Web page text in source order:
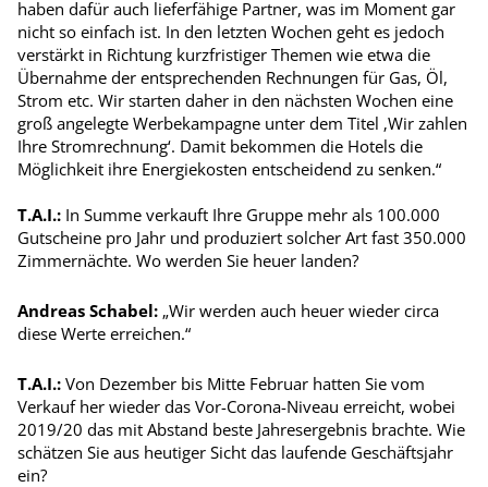
haben dafür auch lieferfähige Partner, was im Moment gar
nicht so einfach ist. In den letzten Wochen geht es jedoch
verstärkt in Richtung kurzfristiger Themen wie etwa die
Übernahme der entsprechenden Rechnungen für Gas, Öl,
Strom etc. Wir starten daher in den nächsten Wochen eine
groß angelegte Werbekampagne unter dem Titel ‚Wir zahlen
Ihre Stromrechnung‘. Damit bekommen die Hotels die
Möglichkeit ihre Energiekosten entscheidend zu senken.“
T.A.I.: In Summe verkauft Ihre Gruppe mehr als 100.000
Gutscheine pro Jahr und produziert solcher Art fast 350.000
Zimmernächte. Wo werden Sie heuer landen?
Andreas Schabel: „Wir werden auch heuer wieder circa
diese Werte erreichen.“
T.A.I.: Von Dezember bis Mitte Februar hatten Sie vom
Verkauf her wieder das Vor-Corona-Niveau erreicht, wobei
2019/20 das mit Abstand beste Jahresergebnis brachte. Wie
schätzen Sie aus heutiger Sicht das laufende Geschäftsjahr
ein?